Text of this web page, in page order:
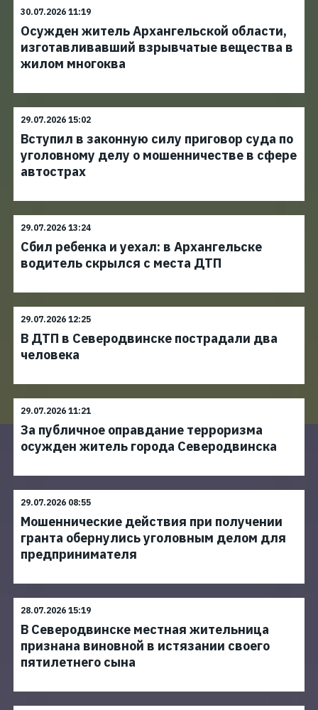
30.07.2026 11:19
Осужден житель Архангельской области,
изготавливавший взрывчатые вещества в
жилом многоква
29.07.2026 15:02
Вступил в законную силу приговор суда по
уголовному делу о мошенничестве в сфере
автострах
29.07.2026 13:24
Сбил ребенка и уехал: в Архангельске
водитель скрылся с места ДТП
29.07.2026 12:25
В ДТП в Северодвинске пострадали два
человека
29.07.2026 11:21
За публичное оправдание терроризма
осужден житель города Северодвинска
29.07.2026 08:55
Мошеннические действия при получении
гранта обернулись уголовным делом для
предпринимателя
28.07.2026 15:19
В Северодвинске местная жительница
признана виновной в истязании своего
пятилетнего сына